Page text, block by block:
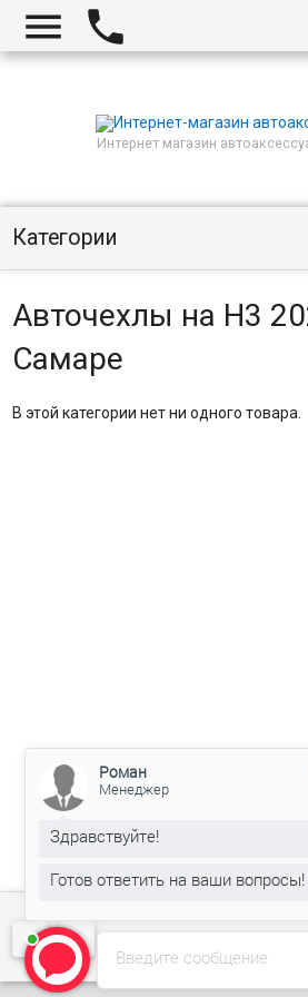
 
Интернет магазин
Категории
Авточехлы на H3
Самаре
В этой категории нет ни одного товара.
Введите сообщение
Роман
Менеджер
Здравствуйте!
Готов ответить на ваши вопросы!